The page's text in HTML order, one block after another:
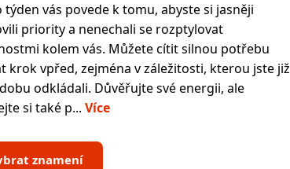
týden vás povede k tomu, abyste si jasněji
priority a nenechali se rozptylovat
kolem vás. Můžete cítit silnou potřebu
krok vpřed, zejména v záležitosti, kterou jste již
odkládali. Důvěřujte své energii, ale
si také p... Více
znamení